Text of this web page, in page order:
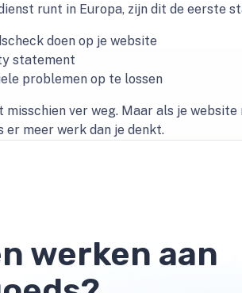
runt in Europa, zijn dit de eerste
doen op je website
statement
problemen op te lossen
misschien ver weg. Maar als je website
meer werk dan je denkt.
werken aan